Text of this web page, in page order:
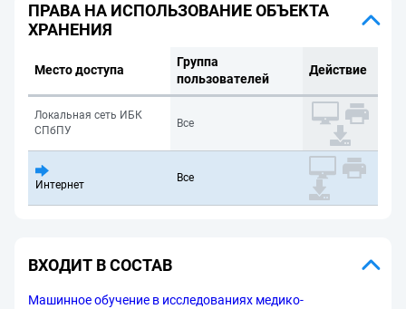
ПРАВА НА ИСПОЛЬЗОВАНИЕ ОБЪЕКТА
ХРАНЕНИЯ
Место доступа
Группа
пользователей
Действие
Локальная сеть ИБК
СПбПУ
Все
Интернет
Все
ВХОДИТ В СОСТАВ
Машинное обучение в исследованиях медико-